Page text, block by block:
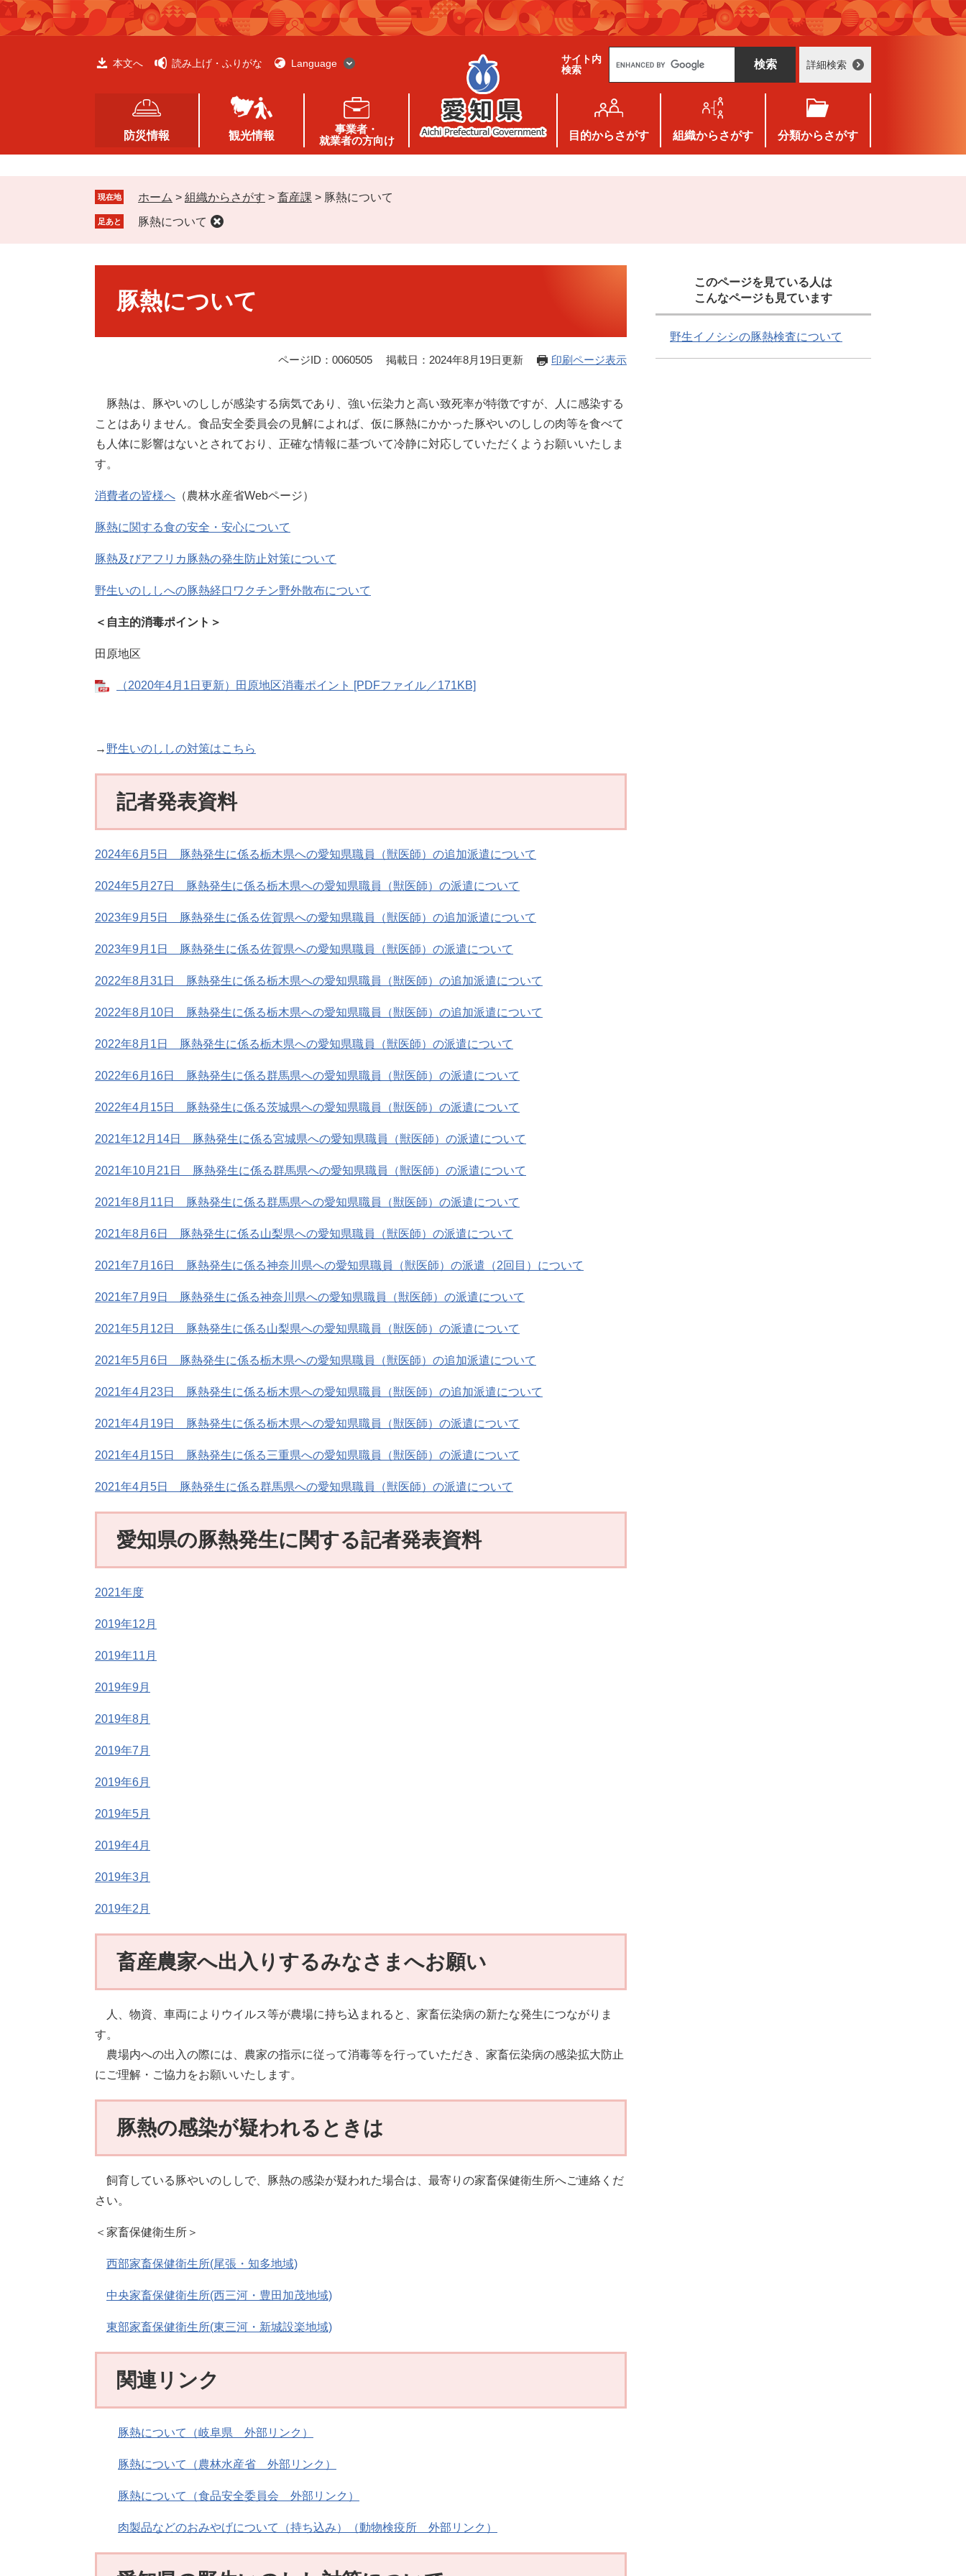
ペ
ー
メ
ニ
本文へ 読み上げ・ふりがな Language
サイト内
検索
g
e
カ
タ
ム
検
詳細検索
防災情報 観光情報
事業者・
就業者の方向け
目的からさがす 組織からさがす 分類からさがす
現在地 ホーム > 組織からさがす > 畜産課 > 豚熱について
足あと 豚熱について
豚熱について
ページID：0060505 掲載日：2024年8月19日更新 印刷ページ表示
豚熱は、豚やいのししが感染する病気であり、強い伝染力と高い致死率が特徴ですが、人に感染する
ことはありません。食品安全委員会の見解によれば、仮に豚熱にかかった豚やいのししの肉等を食べて
も人体に影響はないとされており、正確な情報に基づいて冷静に対応していただくようお願いいたしま
す。
消費者の皆様へ （農林水産省Webページ）
豚熱に関する食の安全・安心について
豚熱及びアフリカ豚熱の発生防止対策について
野生いのししへの豚熱経口ワクチン野外散布について
＜自主的消毒ポイント＞
田原地区
（2020年4月1日更新）田原地区消毒ポイント [PDFファイル／171KB]
→ 野生いのししの対策はこちら
記者発表資料
2024年6月5日 豚熱発生に係る栃木県への愛知県職員（獣医師）の追加派遣について
2024年5月27日 豚熱発生に係る栃木県への愛知県職員（獣医師）の派遣について
2023年9月5日 豚熱発生に係る佐賀県への愛知県職員（獣医師）の追加派遣について
2023年9月1日 豚熱発生に係る佐賀県への愛知県職員（獣医師）の派遣について
2022年8月31日 豚熱発生に係る栃木県への愛知県職員（獣医師）の追加派遣について
2022年8月10日 豚熱発生に係る栃木県への愛知県職員（獣医師）の追加派遣について
2022年8月1日 豚熱発生に係る栃木県への愛知県職員（獣医師）の派遣について
2022年6月16日 豚熱発生に係る群馬県への愛知県職員（獣医師）の派遣について
2022年4月15日 豚熱発生に係る茨城県への愛知県職員（獣医師）の派遣について
2021年12月14日 豚熱発生に係る宮城県への愛知県職員（獣医師）の派遣について
2021年10月21日 豚熱発生に係る群馬県への愛知県職員（獣医師）の派遣について
2021年8月11日 豚熱発生に係る群馬県への愛知県職員（獣医師）の派遣について
2021年8月6日 豚熱発生に係る山梨県への愛知県職員（獣医師）の派遣について
2021年7月16日 豚熱発生に係る神奈川県への愛知県職員（獣医師）の派遣（2回目）について
2021年7 月9日 豚熱発生に係る神奈川県への愛知県職員（獣医師）の派遣について
2021年5月12日 豚熱発生に係る山梨県への愛知県職員（獣医師）の派遣について
2021年5月6日 豚熱発生に係る栃木県への愛知県職員（獣医師）の追加派遣について
2021年4月23日 豚熱発生に係る栃木県への愛知県職員（獣医師）の追加派遣について
2021年4月19日 豚熱発生に係る栃木県への愛知県職員（獣医師）の派遣について
2021年4月15日 豚熱発生に係る三重県への愛知県職員（獣医師）の派遣について
2021年4月5日 豚熱発生に係る群馬県への愛知県職員（獣医師）の派遣について
愛知県の豚熱発生に関する記者発表資料
2021年度
2019年12月
2019年11月
2019年9月
2019年8月
2019年7月
2019年6月
2019年5月
2019年4月
2019年3月
2019年2月
畜産農家へ出入りするみなさまへお願い
人、物資、車両によりウイルス等が農場に持ち込まれると、家畜伝染病の新たな発生につながりま
す。
農場内への出入の際には、農家の指示に従って消毒等を行っていただき、家畜伝染病の感染拡大防止
にご理解・ご協力をお願いいたします。
豚熱の感染が疑われるときは
飼育している豚やいのししで、豚熱の感染が疑われた場合は、最寄りの家畜保健衛生所へご連絡くだ
さい。
＜家畜保健衛生所＞
西部家畜保健衛生所(尾張・知多地域)
中央家畜保健衛生所(西三河・豊田加茂地域)
東部家畜保健衛生所(東三河・新城設楽地域)
関連リンク
豚熱について（岐阜県 外部リンク）
豚熱について（農林水産省 外部リンク）
豚熱について（食品安全委員会 外部リンク）
肉製品などのおみやげについて（持ち込み）（動物検疫所 外部リンク）
このページを見ている人は
こんなページも見ています
野生イノシシの豚熱検査について